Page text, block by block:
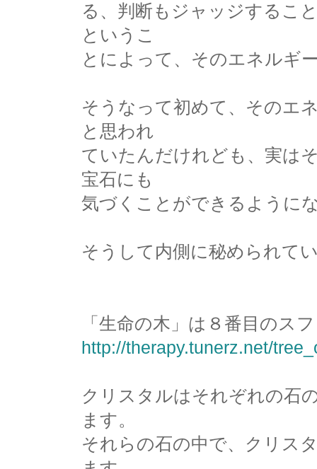
る、判断もジャッジするこ
というこ
とによって、そのエネルギ
そうなって初めて、そのエ
と思われ
ていたんだけれども、実は
宝石にも
気づくことができるように
そうして内側に秘められて
「生命の木」は８番目のス
http://therapy.tunerz.net/
クリスタルはそれぞれの石
ます。
それらの石の中で、クリス